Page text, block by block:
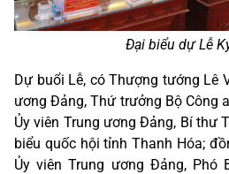
Đại biểu dự Lễ
Dự buổi Lễ, có Thượng tướng Lê
ương Đảng, Thứ trưởng Bộ Công
Ủy viên Trung ương Đảng, Bí thư
biểu quốc hội tỉnh Thanh Hóa;
Ủy viên Trung ương Đảng, Phó